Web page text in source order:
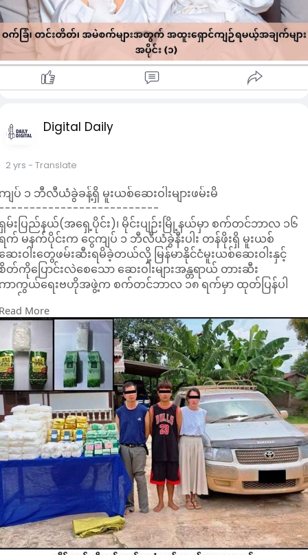
ဝက်ခြံအနီဖု၊ အဆီဖုများနဲ့ ဆားဝက်ခြံများ မျက်နှာမှာ ဖြစ်
ေါ်လာပြီဆို အများစုလုပ်တတ်တာက ဓားလေးတွေ၊ အပ်လေးတွေနဲ့
ောက်ထုတ်ကြတယ်၊ ညစ်ကြတယ်၊ အဆိုးဆုံးက လက်နဲ့ ကုတ်ဖဲ့ပြီး
စ်ထုတ်တာတွေပါပဲ။ ❌( ပြီးရင် Toner လေးလိမ်း၊ ပိုးသတ်ဆေး
ေးသောက်ရုံ/ လိမ်းရုံနဲ့ အနာကျက်ပြီး နဂိုမူလ အသားရည် ပြန်ဖြ
ယ်ထင်နေကြပါတာ လုံးဝမှားပါတယ်) ကျွန်မတို့ အရေပြားရဲ့ ဘယ်
ါပဲ။ တစ်ခုသတိပြုရမှာက ဝက်ခြံကြောင့်ဖြစ်တဲ့ အချို့အမာရွတ်
ေက အမဲစက်တင်မဟုတ်ပဲ ချိုင့်ခွက်ရာတွေ ဖြစ်တာပါ။
ဂိုမူလ အသားရည်ကို ပြန်ဖြစ်ဖို့ အင်မတန်ခဲယဉ်းသွားပါမယ်။
ဂိုမူလ အသားရည်ကို ပြန်ဖြစ်ချင်ရင်တော့ ကျွမ်းကျင်ဆရာဝန်များ
င်ပင်ပြီး ငွေကုန်ကြေးများစွာ ပြန်လည်ရင်းနှီး ရမှာဖြစ်လို့ ဝက်ခြံ
ျားဖြစ်လျှင် အပေါ်က အချက်တွေကို လုံးဝမလုပ်မိအောင် ရှောင်
ျဉ်ရမှာ ဖြစ်ပါတယ်။
ဝက်ခြံရှိသူမားနဲ့ ခြောက်သွေ့တဲ့အသားရည်ပိုင်ရှင်များ၊ T - zone
ဆီပြန် Combined - type အသားရည်ပိုင်ရှင်များ သတိပြုရမှာ
တော့ စျေးကွက်ထဲမှာရှိပြီး ဝက်ခြံပျောက်တယ်လို့ ခေါင်းစဉ်တပ်
ားတဲ့ chemical & steroid ပမာဏများစွာ ပါဝင်တဲ့ ပစ္စည်းများ
သုံးမိရာက ဝက်ခြံတွေလျော့မသွားပဲ အလွန်ပြွတ်သိပ်စွာ ပိုပြီး
ြစ်ပေါ်လာတတ်တဲ့အတွက် ‼️skincare များကို သုံးရာမှာလည်း မိမိ
သားရည်နဲ့ အဆင်ပြေမယ့် ပစ္စည်းကို ရွေးချယ်ပြီး သုံးဖို့ သတိပြု
ါမယ်။
အပြင်သွားဖို့ မိတ်ကပ်လိမ်းတဲ့အခါမှာ အလွယ်တကူ skincare
မ်းပြီး၊ foundation အရည်မခံတော့ပဲ 2 way cake (သို့)
ကို တစ်ခါတည်းလိမ်းခြင်းကို မပြုလုပ်ဖို့ သတိထားရပါ
ယ်။ အဲ့လိုလုပ်မိလိုက်ရင်တော့ ချွေးပေါက်ထဲကို အမှုန်လေးတွေ၊
က်တီးရီးယားတွေ အလွယ်တကူဝင်တတ်ပြီး အဆီခဲ၊ အဆီဖုများ
ြွတ်သိပ်စွာ ဖြစ်ပေါ်လာနိုင်တဲ့အတွက် ဖြစ်ပါတယ်။
လှအပကို ချစ်မြတ်နိုးတဲ့ တစ်ဦးချင်းစီတိုင်း ဒီအချက်လေးတွေကို
တိပြုနိုင်ဖို့ ပြန်ပြီးမျှဝေပေးလိုက်ပါတယ်။❤
Digital Daily
2 yrs - Translate
ျပ် ၁ ဘီလီယံခွဲခန့်ရှိ မူးယစ်ဆေးဝါးများဖမ်းမိ
မ်းပြည်နယ်(အရှေ့ပိုင်း)၊ မိုင်းပျဉ်းမြို့နယ်မှာ စက်တင်ဘာလ ၁၆
က် မနက်ပိုင်းက ငွေကျပ် ၁ ဘီလီယံခွဲနီးပါး တန်ဖိုးရှိ မူးယစ်
ေးဝါးတွေဖမ်းဆီးရမိခဲ့တယ်လို့ မြန်မာနိုင်ငံမူးယစ်ဆေးဝါးနှင့်
တ်ကိုပြောင်းလဲစေသော ဆေးဝါးများအန္တရာယ် တားဆီး
ာကွယ်ရေးဗဟိုအဖွဲ့က စက်တင်ဘာလ ၁၈ ရက်မှာ ထုတ်ပြန်ပါ
ယ်။
ခြုံရေးတပ်ဖွဲ့ဝင်တွေပါဝင်တဲ့ပူးပေါင်းအဖွဲ့ဟာ စက်တင်ဘာလ ၁၆
က် မနက် ၇ နာရီခွဲအချိန်လောက်က မိုင်းပျဉ်းမြို့နယ်၊ နားခေါ
ျေးရွာအနီးမှာ မိုင်းပျဉ်းကနေ မိုင်းပုအွန်ဘက်ကို အမျိုးသားတစ်
ောက် မောင်းနှင် လာတဲ့ မော်တော်ယာဉ်တစ်စီးကို သတင်းအရ
ာဖွေရာ ယာဉ်ပေါ်မှာ အိုက်စ် (မက်သ်အဖက်တမင်း) ၁၀၀ ကီလိုကို
မ်းဆည်းရမိခဲ့တယ်လို့ ဆိုပါတယ်၊၊
စ်ဆေးဖော်ထုတ်ချက်အရ စက်တင်ဘာလ ၁၆ ရက် မနက် ၈ နာရီ
ချိန်လောက်က မိုင်းပျဉ်းမြို့နယ်၊ ယမ်းမိုင် ကျေးရွာရှိ အမျိုးသား
စ်ယောက်ရဲ့နေအိမ်မှာ အိုက်စ် ၅၀ ကီလိုနဲ့ ကက်တမင်း ၃၀ ကီလို
ထပ်မံသိမ်းဆည်းရ မိခဲ့ပါတယ်၊၊ သူတို့နှစ်ယောက်ဆီက
ာလတန်ဖိုးငွေကျပ် ၁ ဒသမ ၄၅ ဘီလီယံကျော်တန်ဖိုးရှိ အိုက်စ် (မ
သ် အဖက်တမင်း) ၁၅၀ ကီလိုနဲ့ ကက်တမင်း ၃၀ ကီလိုကို
မ်းဆည်းရမိခဲ့တာဖြစ်ပါတယ်။
More